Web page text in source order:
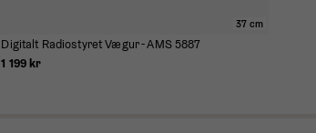
37 cm
Digitalt Radiostyret Vægur - AMS 5887
1 199 kr